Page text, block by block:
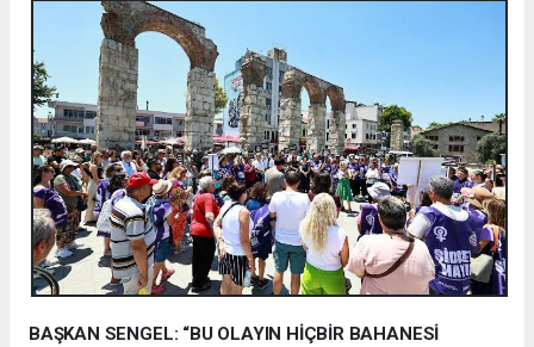
BAŞKAN SENGEL: “BU OLAYIN HİÇBİR BAHANESİ